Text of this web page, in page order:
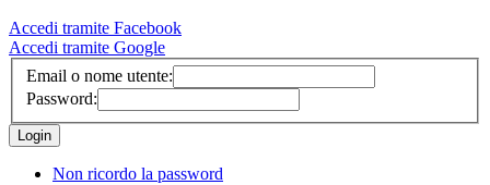
Accedi tramite Facebook
Accedi tramite Google
Email o nome utente:
Password:
Non ricordo la password